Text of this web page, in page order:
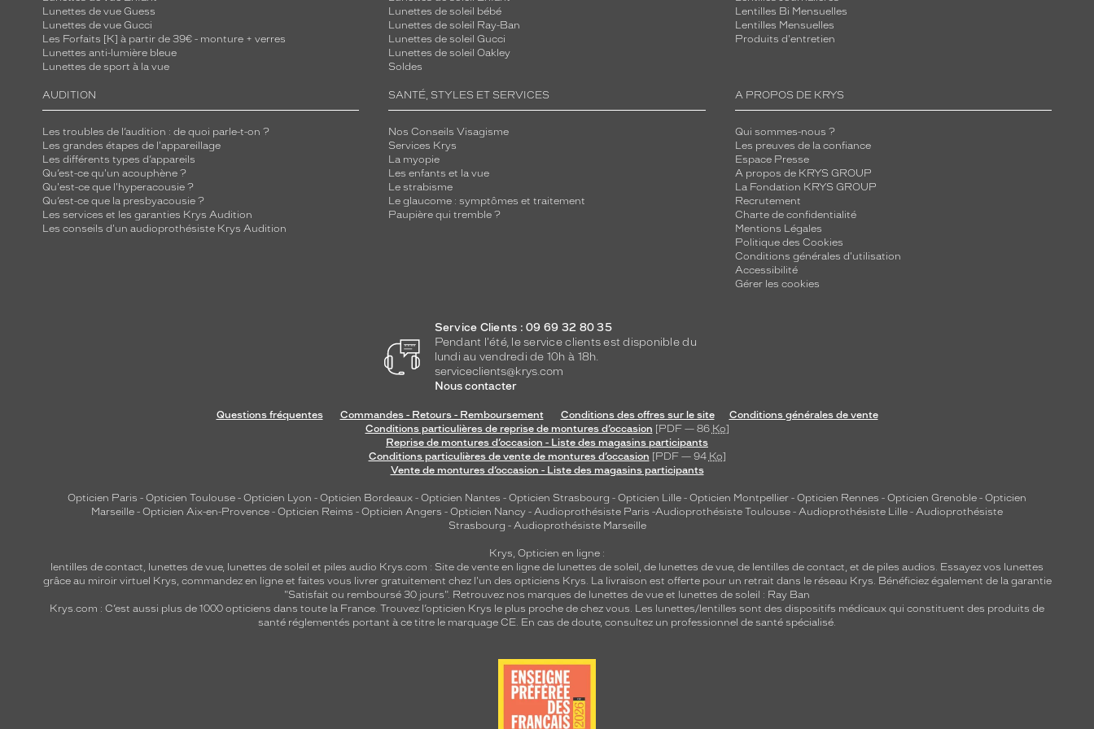
Lunettes de vue Guess
Lunettes de vue Gucci
Les Forfaits [K] à partir de 39€ - monture + verres
Lunettes anti-lumière bleue
Lunettes de sport à la vue
Lunettes de soleil bébé
Lunettes de soleil Ray-Ban
Lunettes de soleil Gucci
Lunettes de soleil Oakley
Soldes
Lentilles Bi Mensuelles
Lentilles Mensuelles
Produits d'entretien
AUDITION
Les troubles de l’audition : de quoi parle-t-on ?
Les grandes étapes de l'appareillage
Les différents types d’appareils
Qu’est-ce qu'un acouphène ?
Qu'est-ce que l'hyperacousie ?
Qu’est-ce que la presbyacousie ?
Les services et les garanties Krys Audition
Les conseils d'un audioprothésiste Krys Audition
SANTÉ, STYLES ET SERVICES
Nos Conseils Visagisme
Services Krys
La myopie
Les enfants et la vue
Le strabisme
Le glaucome : symptômes et traitement
Paupière qui tremble ?
A PROPOS DE KRYS
Qui sommes-nous ?
Les preuves de la confiance
Espace Presse
A propos de KRYS GROUP
La Fondation KRYS GROUP
Recrutement
Charte de confidentialité
Mentions Légales
Politique des Cookies
Conditions générales d'utilisation
Accessibilité
Gérer les cookies
Service Clients : 09 69 32 80 35
Pendant l'été, le service clients est disponible du
lundi au vendredi de 10h à 18h.
serviceclients@krys.com
Nous contacter
Questions fréquentes Commandes - Retours - Remboursement Conditions des offres sur le site
Conditions générales de vente
Conditions particulières de reprise de montures d’occasion [PDF — 86 Ko]
Reprise de montures d’occasion - Liste des magasins participants
Conditions particulières de vente de montures d’occasion [PDF — 94 Ko]
Vente de montures d’occasion - Liste des magasins participants
Opticien Paris - Opticien Toulouse - Opticien Lyon - Opticien Bordeaux - Opticien Nantes - Opticien Strasbourg - Opticien Lille - Opticien Montpellier - Opticien Rennes - Opticien Grenoble - Opticien
Marseille - Opticien Aix-en-Provence - Opticien Reims - Opticien Angers - Opticien Nancy - Audioprothésiste Paris -Audioprothésiste Toulouse - Audioprothésiste Lille - Audioprothésiste
Strasbourg - Audioprothésiste Marseille
Krys, Opticien en ligne :
lentilles de contact, lunettes de vue, lunettes de soleil et piles audio Krys.com : Site de vente en ligne de lunettes de soleil, de lunettes de vue, de lentilles de contact, et de piles audios. Essayez vos lunettes
grâce au miroir virtuel Krys, commandez en ligne et faites vous livrer gratuitement chez l'un des opticiens Krys. La livraison est offerte pour un retrait dans le réseau Krys. Bénéficiez également de la garantie
"Satisfait ou remboursé 30 jours". Retrouvez nos marques de lunettes de vue et lunettes de soleil : Ray Ban
Krys.com : C’est aussi plus de 1000 opticiens dans toute la France. Trouvez l’opticien Krys le plus proche de chez vous. Les lunettes/lentilles sont des dispositifs médicaux qui constituent des produits de
santé réglementés portant à ce titre le marquage CE. En cas de doute, consultez un professionnel de santé spécialisé.